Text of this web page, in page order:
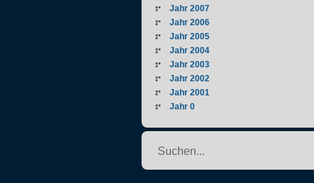
Jahr 2007
Jahr 2006
Jahr 2005
Jahr 2004
Jahr 2003
Jahr 2002
Jahr 2001
Jahr 0